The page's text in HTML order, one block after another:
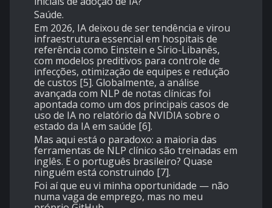
Saúde.
Em 2026, IA deixou de ser tendência e virou
infraestrutura essencial em hospitais de
referência como Einstein e Sírio-Libanês,
com modelos preditivos para controle de
infecções, otimização de equipes e redução
de custos [5]. Globalmente, a análise
avançada com NLP de notas clínicas foi
apontada como um dos principais casos de
uso de IA no relatório da NVIDIA sobre o
estado da IA em saúde [6].
Mas aqui está o paradoxo: a maioria das
ferramentas de NLP clínico são treinadas em
inglês. E o português brasileiro? Quase
ninguém está construindo [7].
Foi aí que eu vi minha oportunidade — não
numa vaga de emprego, mas no meu